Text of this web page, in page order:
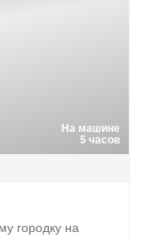
На машине
5 часов
городку на